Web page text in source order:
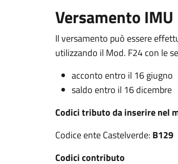
Versamento IMU
Il versamento può essere
utilizzando il Mod. F24 con le
acconto entro il 16 giugno
saldo entro il 16 dicembre
Codici tributo da inserire nel
Codice ente Castelverde: B129
Codici contributo